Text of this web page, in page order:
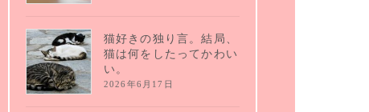
猫好きの独り言。結局、
猫は何をしたってかわい
い。
2026年6月17日